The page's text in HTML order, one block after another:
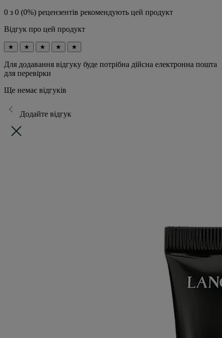
0 з 0 (0%) рецензентів рекомендують цей продукт
Відгук про цей продукт
★ ★ ★ ★ ★
Для додавання відгуку буде потрібна дійсна електронна пошта
для перевірки
Ще немає відгуків
Додайте відгук